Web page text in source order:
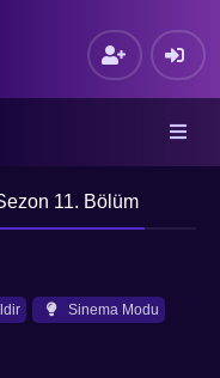
11. Bölüm
Sinema Modu